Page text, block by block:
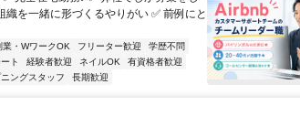
を一緒に形づくるやりがい ✅ 前例にと
業・WワークOK フリーター歓迎
学歴不問
ト 経験者歓迎 ネイルOK
有資格者歓迎
ングスタッフ 長期歓迎